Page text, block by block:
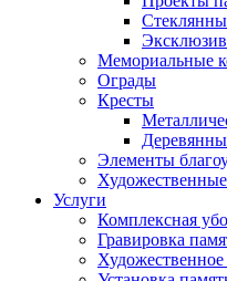
Мемориальные
Ограды
Кресты
Элементы
Услуги
Комплексная
Гравировка